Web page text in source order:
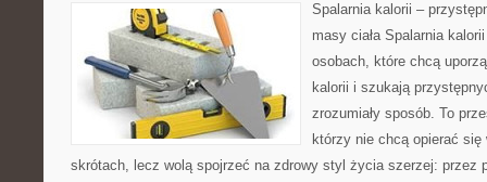
Spalarnia kalorii –
masy ciała Spalarnia
osobach, które chcą
kalorii i szukają
zrozumiały sposób. To
którzy nie chcą opierać się
skrótach, lecz wolą spojrzeć na zdrowy styl życia szerzej: przez